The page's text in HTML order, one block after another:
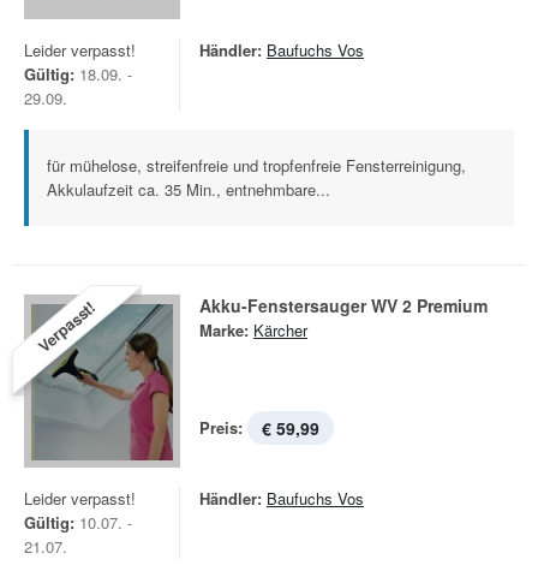
Leider verpasst!
Gültig: 18.09. -
29.09.
Händler: Baufuchs Vos
für mühelose, streifenfreie und tropfenfreie Fensterreinigung,
Akkulaufzeit ca. 35 Min., entnehmbare...
Verpasst! Akku-Fenstersauger WV 2 Premium
Marke: Kärcher
Preis: € 59,99
Leider verpasst!
Gültig: 10.07. -
21.07.
Händler: Baufuchs Vos